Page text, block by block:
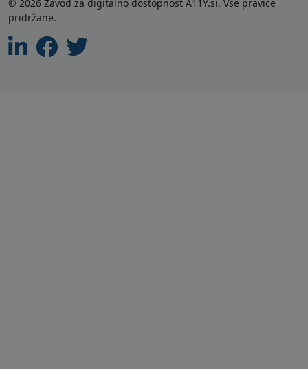
© 2026 Zavod za digitalno dostopnost A11Y.si. Vse pravice
pridržane.
LinkedinFacebookTwitter